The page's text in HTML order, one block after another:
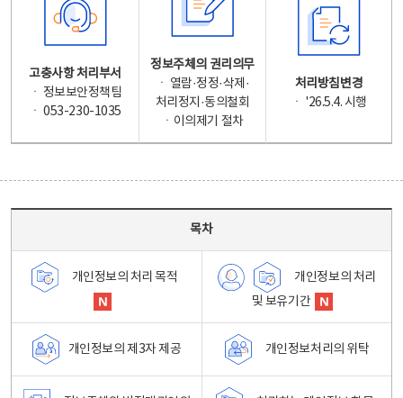
고충사항 처리부서
ㆍ 정보보안정책팀
ㆍ 053-230-1035
정보주체의 권리의무
ㆍ 열람·정정·삭제·
처리정지·동의철회
ㆍ이의제기 절차
처리방침변경
ㆍ '26.5.4. 시행
목차
개인정보의 처리 목적
개인정보의 처리
및 보유기간
개인정보의 제3자 제공 개인정보처리의 위탁